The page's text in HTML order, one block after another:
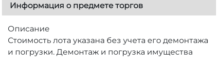
Информация о предмете торгов
Описание
Стоимость лота указана без учета его демонтажа
и погрузки. Демонтаж и погрузка имущества